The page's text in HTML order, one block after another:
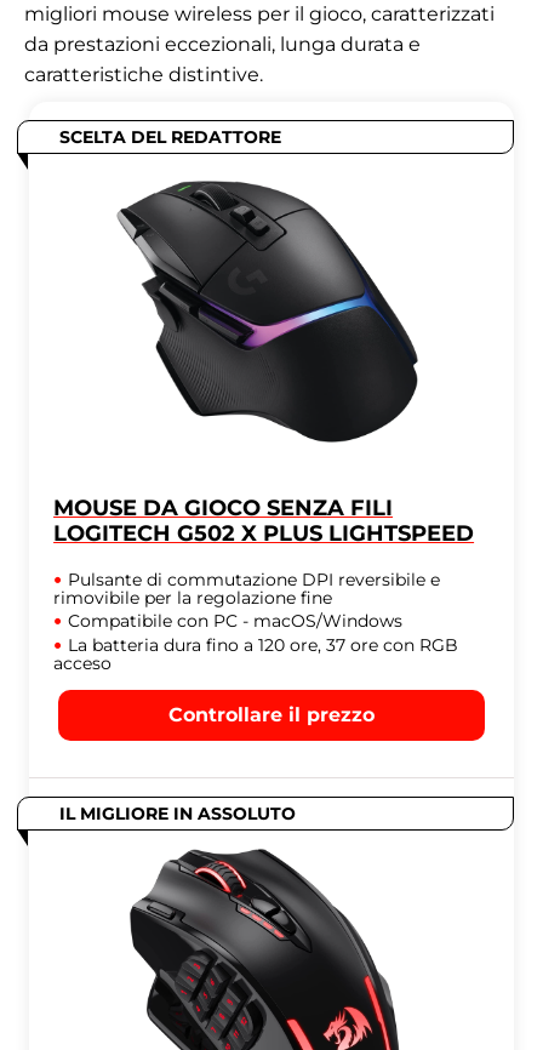
migliori mouse wireless per il gioco, caratterizzati
da prestazioni eccezionali, lunga durata e
caratteristiche distintive.
SCELTA DEL REDATTORE
MOUSE DA GIOCO SENZA FILI
LOGITECH G502 X PLUS LIGHTSPEED
Pulsante di commutazione DPI reversibile e
rimovibile per la regolazione fine
Compatibile con PC - macOS/Windows
La batteria dura fino a 120 ore, 37 ore con RGB
acceso
Controllare il prezzo
IL MIGLIORE IN ASSOLUTO